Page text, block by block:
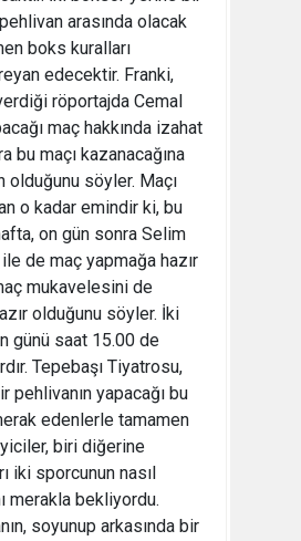
arasında olacak
boks kuralları
edecektir. Franki,
röportajda Cemal
maç hakkında izahat
bu maçı kazanacağına
olduğunu söyler. Maçı
o kadar emindir ki, bu
on gün sonra Selim
de maç yapmağa hazır
mukavelesini de
olduğunu söyler. İki
günü saat 15.00 de
Tepebaşı Tiyatrosu,
pehlivanın yapacağı bu
edenlerle tamamen
biri diğerine
iki sporcunun nasıl
merakla bekliyordu.
soyunup arkasında bir